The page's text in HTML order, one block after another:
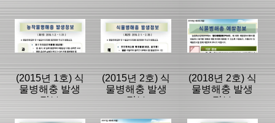
(2015년 1호) 식
물병해충 발생
정보
(2015년 2호) 식
물병해충 발생
정보
(2018년 2호) 식
물병해충 발생
정보